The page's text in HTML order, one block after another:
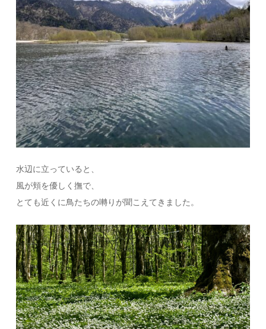
水辺に立っていると、
風が頬を優しく撫で、
とても近くに鳥たちの囀りが聞こえてきました。